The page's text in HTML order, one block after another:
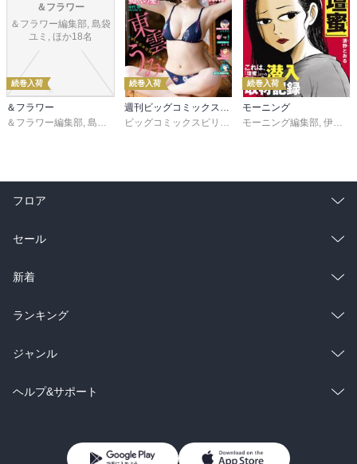
＆フラワー
＆フラワー編集部, 島袋
ユミ, ほか18名
続巻入荷
＆フラワー
＆フラワー編集部 島袋ユミ ,ましい柚茉,甘宮ちか 真村澪生, もりなかもなか
続巻入荷 続巻入荷
モーニング
モーニング編集部 伊咲智太
フロア
総合
ラノベ
雑誌・グラビア
BL・TL
セール
総合
ラノベ
雑誌・グラビア
BL・TL
新着
総合
ラノベ
雑誌・グラビア
ランキング
総合
ラノベ
ジャンル
コミック
ヘルプ&サポート